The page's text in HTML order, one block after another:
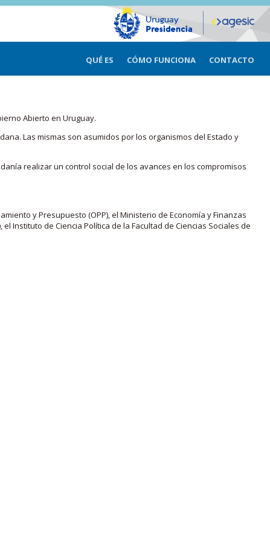
QUÉ ES CÓMO FUNCIONA CONTACTO
Abierto en Uruguay.
Las mismas son asumidos por los organismos del Estado y
realizar un control social de los avances en los compromisos
y Presupuesto (OPP), el Ministerio de Economía y Finanzas
el Instituto de Ciencia Política de la Facultad de Ciencias Sociales de